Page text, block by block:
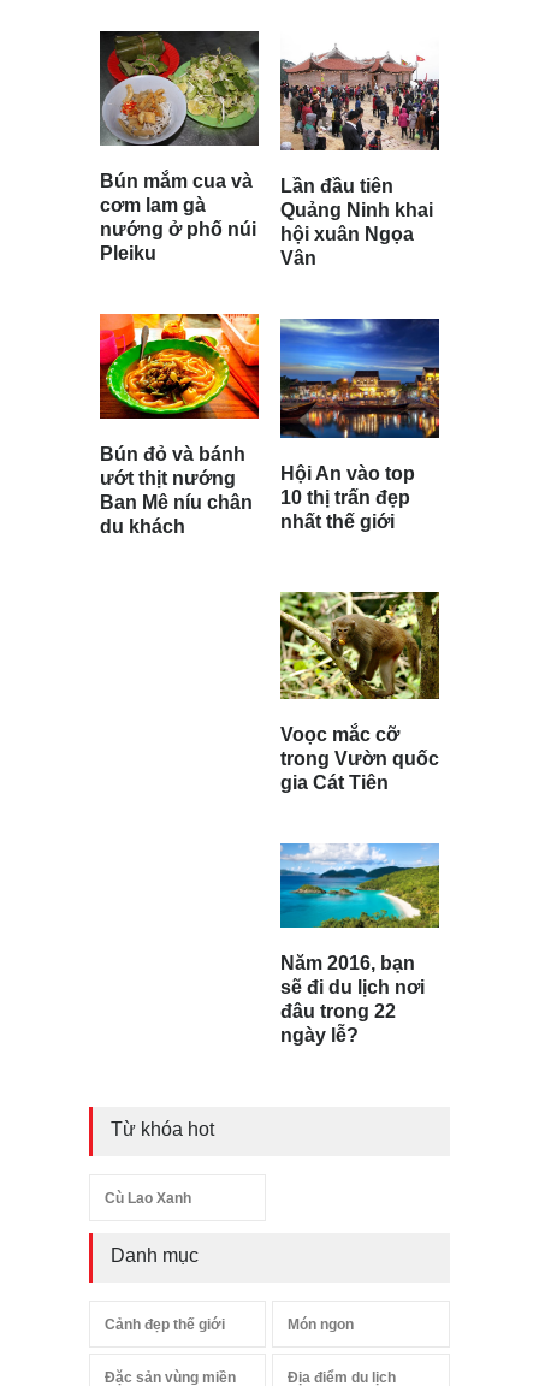
Bún mắm cua và
cơm lam gà
nướng ở phố núi
Pleiku
Bún đỏ và bánh
ướt thịt nướng
Ban Mê níu chân
du khách
Lần đầu tiên
Quảng Ninh khai
hội xuân Ngọa
Vân
Hội An vào top
10 thị trấn đẹp
nhất thế giới
Voọc mắc cỡ
trong Vườn quốc
gia Cát Tiên
Năm 2016, bạn
sẽ đi du lịch nơi
đâu trong 22
ngày lễ?
Từ khóa hot
Cù Lao Xanh
Danh mục
Cảnh đẹp thế giới Món ngon
Đặc sản vùng miền Địa điểm du lịch